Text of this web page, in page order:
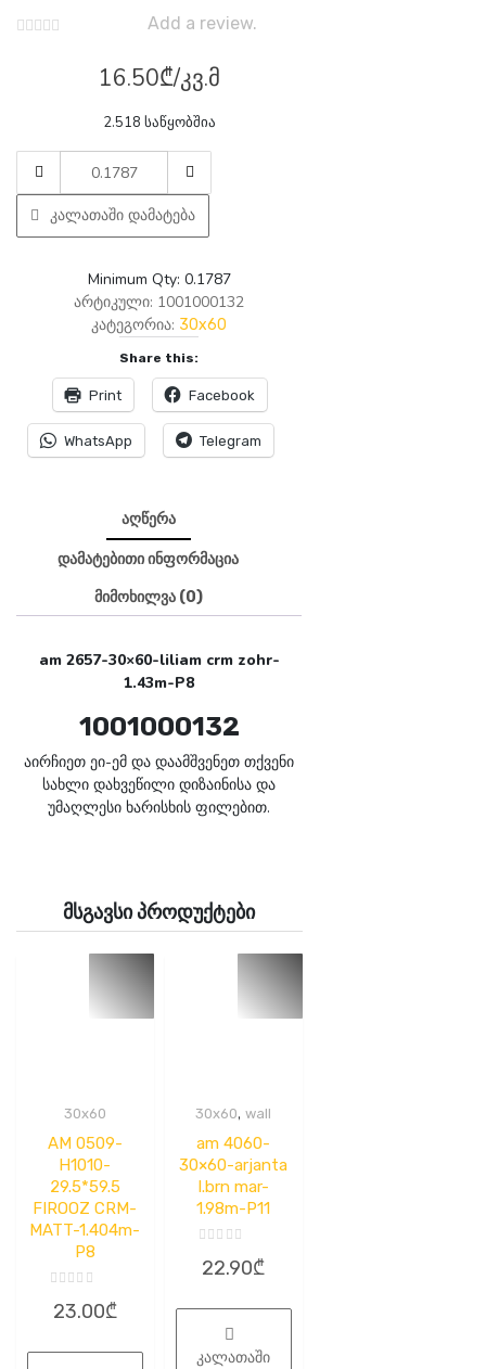
Add a review.
16.50₾/კვ.მ
2.518 საწყობშია
30x60-
liliam
zohr-
1.43m-
P8
quantity
კალათაში დამატება
Minimum Qty: 0.1787
არტიკული: 1001000132
კატეგორია: 30x60
Share this:
Print Facebook
WhatsApp Telegram
აღწერა
დამატებითი ინფორმაცია
მიმოხილვა (0)
am 2657-30×60-liliam crm zohr-
1.43m-P8
1001000132
აირჩიეთ ეი-ემ და დაამშვენეთ თქვენი
სახლი დახვეწილი დიზაინისა და
უმაღლესი ხარისხის ფილებით.
მსგავსი პროდუქტები
30x60
AM 0509-
H1010-
29.5*59.5
FIROOZ CRM-
MATT-1.404m-
P8
0
დან
23.00₾
30x60,wall
am 4060-
30×60-arjanta
l.brn mar-
1.98m-P11
0
დან
22.90₾
კალათაში